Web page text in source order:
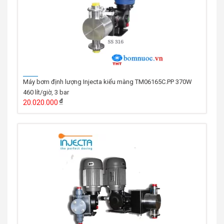
Máy bơm định lượng Injecta kiểu màng TM06165C.PP 370W
460 lít/giờ, 3 bar
20.020.000